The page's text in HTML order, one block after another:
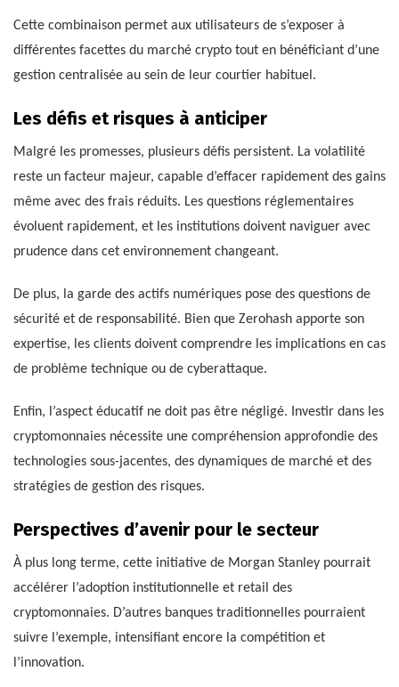
Cette combinaison permet aux utilisateurs de s’exposer à
différentes facettes du marché crypto tout en bénéficiant d’une
gestion centralisée au sein de leur courtier habituel.
Les défis et risques à anticiper
Malgré les promesses, plusieurs défis persistent. La volatilité
reste un facteur majeur, capable d’effacer rapidement des gains
même avec des frais réduits. Les questions réglementaires
évoluent rapidement, et les institutions doivent naviguer avec
prudence dans cet environnement changeant.
De plus, la garde des actifs numériques pose des questions de
sécurité et de responsabilité. Bien que Zerohash apporte son
expertise, les clients doivent comprendre les implications en cas
de problème technique ou de cyberattaque.
Enfin, l’aspect éducatif ne doit pas être négligé. Investir dans les
cryptomonnaies nécessite une compréhension approfondie des
technologies sous-jacentes, des dynamiques de marché et des
stratégies de gestion des risques.
Perspectives d’avenir pour le secteur
À plus long terme, cette initiative de Morgan Stanley pourrait
accélérer l’adoption institutionnelle et retail des
cryptomonnaies. D’autres banques traditionnelles pourraient
suivre l’exemple, intensifiant encore la compétition et
l’innovation.